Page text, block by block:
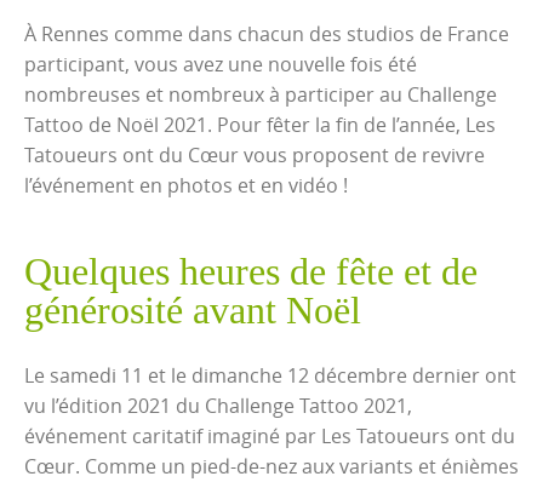
À Rennes comme dans chacun des studios de France
participant, vous avez une nouvelle fois été
nombreuses et nombreux à participer au Challenge
Tattoo de Noël 2021. Pour fêter la fin de l’année, Les
Tatoueurs ont du Cœur vous proposent de revivre
l’événement en photos et en vidéo !
Quelques heures de fête et de
générosité avant Noël
Le samedi 11 et le dimanche 12 décembre dernier ont
vu l’édition 2021 du Challenge Tattoo 2021,
événement caritatif imaginé par Les Tatoueurs ont du
Cœur. Comme un pied-de-nez aux variants et énièmes